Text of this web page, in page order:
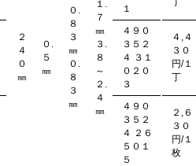
２
４
０
㎜
０.
５
㎜
０.
８
３
㎜
０.
８
３
㎜
１.
７
㎜
３.
８
～
２.
４
㎜
１
４９０
３５２
４ ３１
０２０
３
４,４
３０
円/１
丁
４９０
３５２
４ ２６
５０１
５
２,６
３０
円/１
枚